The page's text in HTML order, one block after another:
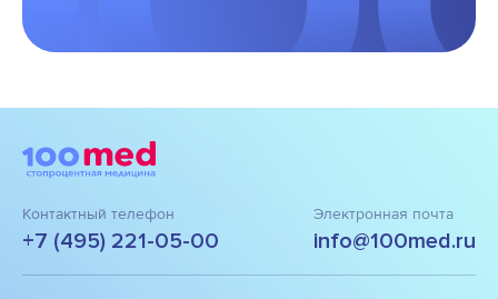
Контактный телефон
+7 (495) 221-05-00
Электронная почта
info@100med.ru